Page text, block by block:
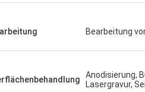
Bearbeitung
Anodisierung,
Lasergravur,